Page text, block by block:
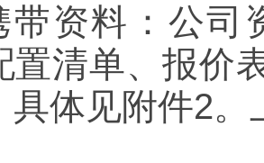
带资料：公司
置清单、报价
具体见附件2